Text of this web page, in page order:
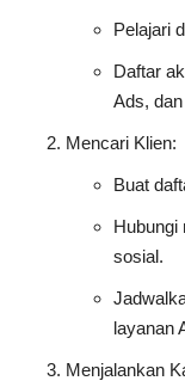
Pelajari
Daftar
Ads,
Mencari Klien:
Buat
Hubungi
sosial.
layanan
Menjalankan